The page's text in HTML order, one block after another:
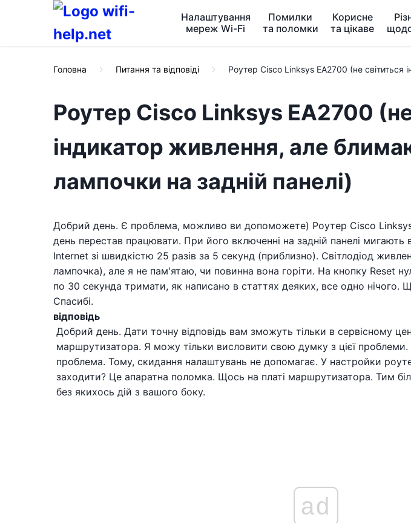
Налаштування
мереж Wi-Fi
Помилки
та поломки
Корисне
та цікаве
Головна Питання та відповіді Роутер Cisco Linksys EA2700 (не світиться
Роутер Cisco Linksys EA2700 (не
індикатор живлення, але
лампочки на задній панелі)
Добрий день. Є проблема, можливо ви допоможете) Роутер Cisco
день перестав працювати. При його включенні на задній панелі мигають
Internet зі швидкістю 25 разів за 5 секунд (приблизно). Світлодіод
лампочка), але я не пам'ятаю, чи повинна вона горіти. На кнопку Reset
по 30 секунда тримати, як написано в статтях деяких, все одно
Спасибі.
відповідь
Добрий день. Дати точну відповідь вам зможуть тільки в сервісному
маршрутизатора. Я можу тільки висловити свою думку з цієї
проблема. Тому, скидання налаштувань не допомагає. У настройки
заходити? Це апаратна поломка. Щось на платі маршрутизатора. Тим
без якихось дій з вашого боку.
ad